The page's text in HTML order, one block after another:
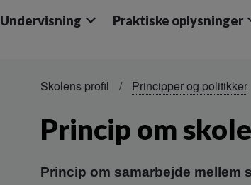
Undervisning Praktiske oplysninger
Skolens profil Principper og politikker
Princip om
Princip om samarbejde mellem